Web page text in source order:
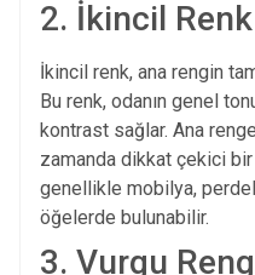
2. İkincil Renk
İkincil renk, ana rengin
Bu renk, odanın genel
kontrast sağlar. Ana
zamanda dikkat çekici
genellikle mobilya,
öğelerde bulunabilir.
3. Vurgu